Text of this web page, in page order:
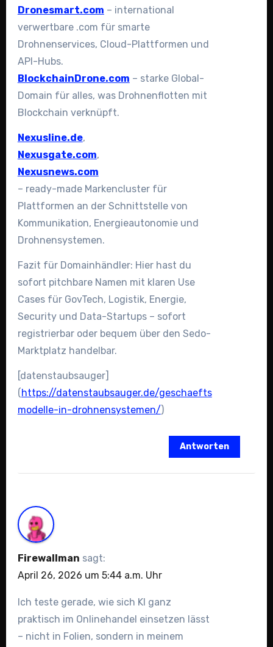
Dronesmart.com – international
verwertbare .com für smarte
Drohnenservices, Cloud-Plattformen und
API-Hubs.
BlockchainDrone.com – starke Global-
Domain für alles, was Drohnenflotten mit
Blockchain verknüpft.
Nexusline.de,
Nexusgate.com,
Nexusnews.com
– ready-made Markencluster für
Plattformen an der Schnittstelle von
Kommunikation, Energieautonomie und
Drohnensystemen.
Fazit für Domainhändler: Hier hast du
sofort pitchbare Namen mit klaren Use
Cases für GovTech, Logistik, Energie,
Security und Data-Startups – sofort
registrierbar oder bequem über den Sedo-
Marktplatz handelbar.
[datenstaubsauger]
(https://datenstaubsauger.de/geschaefts
modelle-in-drohnensystemen/)
Antworten
Firewallman sagt:
April 26, 2026 um 5:44 a.m. Uhr
Ich teste gerade, wie sich KI ganz
praktisch im Onlinehandel einsetzen lässt
– nicht in Folien, sondern in meinem